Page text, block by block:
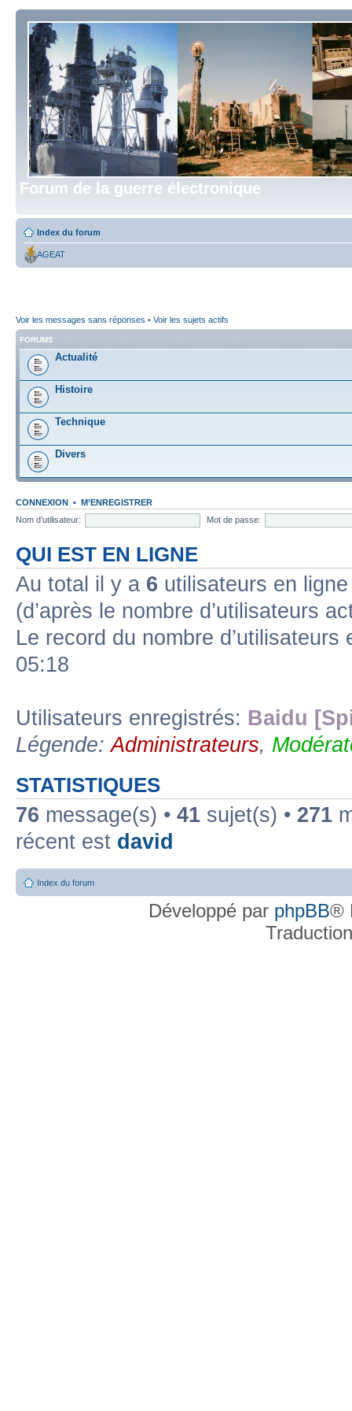
Forum de la guerre électronique
Index du forum
AGEAT
Voir les messages sans réponses • Voir les sujets actifs
FORUMS
Actualité
Histoire
Technique
Divers
CONNEXION • M’ENREGISTRER
Nom d’utilisateur:
Mot de passe:
QUI EST EN LIGNE
Au total il y a 6 utilisateurs en
(d’après le nombre d’utilisateurs
Le record du nombre
05:18
Utilisateurs enregistrés: Baidu
Légende:Administrateurs,
STATISTIQUES
76 message(s) • 41 sujet(s) • 271
récent est david
Index du forum
Développé par phpBB®